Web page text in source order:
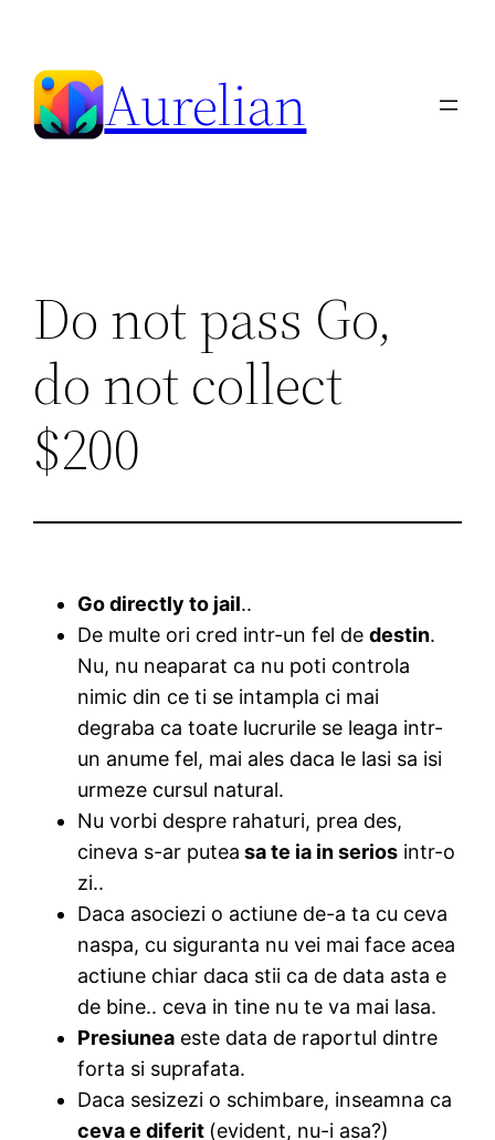
content
Aurelian
Do not pass Go,
do not collect
$200
Go directly to jail..
De multe ori cred intr-un fel dedestin.
Nu, nu neaparat ca nu poti controla
nimic din ce ti se intampla ci mai
degraba ca toate lucrurile se leaga intr-
un anume fel, mai ales daca le lasi sa isi
urmeze cursul natural.
Nu vorbi despre rahaturi, prea des,
cineva s-ar putea sa te ia in serios intr-o
zi..
Daca asociezi o actiune de-a ta cu ceva
naspa, cu siguranta nu vei mai face acea
actiune chiar daca stii ca de data asta e
de bine.. ceva in tine nu te va mai lasa.
Presiunea este data de raportul dintre
forta si suprafata.
Daca sesizezi o schimbare, inseamna ca
ceva e diferit (evident, nu-i asa?)